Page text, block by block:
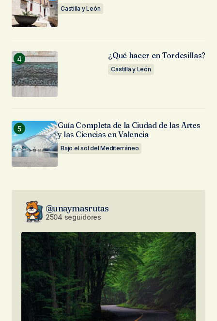
Castilla y León
¿Qué hacer en Tordesillas?
Castilla y León
Guía Completa de la Ciudad de las Artes
y las Ciencias en Valencia
Bajo el sol del Mediterráneo
@unaymasrutas
2504 seguidores